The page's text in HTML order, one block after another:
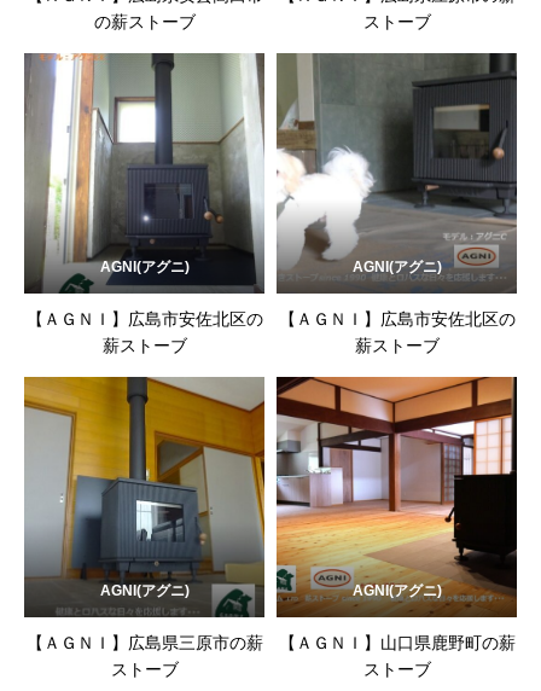
の薪ストーブ
ストーブ
AGNI(アグニ)
【ＡＧＮＩ】広島市安佐北区の
薪ストーブ
AGNI(アグニ)
【ＡＧＮＩ】広島市安佐北区の
薪ストーブ
AGNI(アグニ)
【ＡＧＮＩ】広島県三原市の薪
ストーブ
AGNI(アグニ)
【ＡＧＮＩ】山口県鹿野町の薪
ストーブ